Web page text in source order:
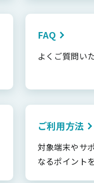
FAQ
よくご質問い
ご利用方法
対象端末やサ
なるポイント